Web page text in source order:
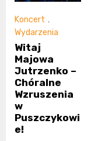
Koncert ,
Wydarzenia
Witaj
Majowa
Jutrzenko –
Chóralne
Wzruszenia
w
Puszczykowi
e!